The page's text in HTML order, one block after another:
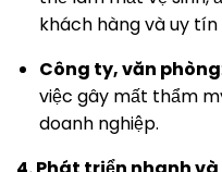
khách hàng và uy tín
Công ty, văn phòng
việc gây mất thẩm
doanh nghiệp.